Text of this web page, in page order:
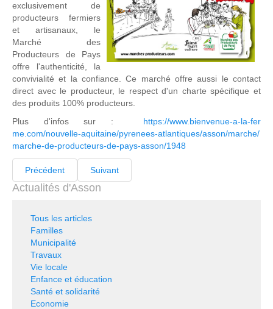
exclusivement de
producteurs fermiers
et artisanaux, le
Marché des
Producteurs de Pays
offre l'authenticité, la
convivialité et la confiance. Ce marché offre aussi le contact
direct avec le producteur, le respect d'un charte spécifique et
des produits 100% producteurs.
Plus d'infos sur : https://www.bienvenue-a-la-fer
me.com/nouvelle-aquitaine/pyrenees-atlantiques/asson/marche/
marche-de-producteurs-de-pays-asson/1948
Précédent Suivant
Actualités d'Asson
Tous les articles
Familles
Municipalité
Travaux
Vie locale
Enfance et éducation
Santé et solidarité
Economie